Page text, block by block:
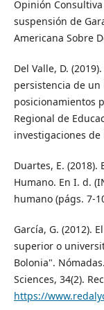
Opinión
suspensión de
Americana Sobre
Del Valle, D.
persistencia de
posicionamientos
Regional de
investigaciones de
Duartes, E.
Humano. En I. d.
humano (págs. 7-
García, G. (2012).
superior o
Bolonia".
Sciences, 34(2).
https://